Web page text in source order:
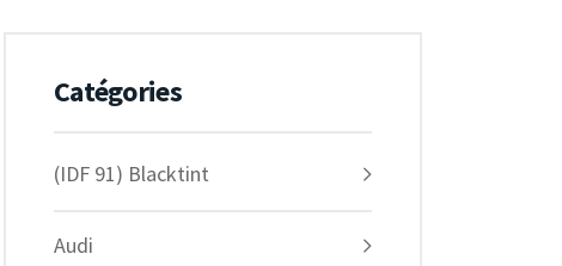
Catégories
(IDF 91) Blacktint
Audi